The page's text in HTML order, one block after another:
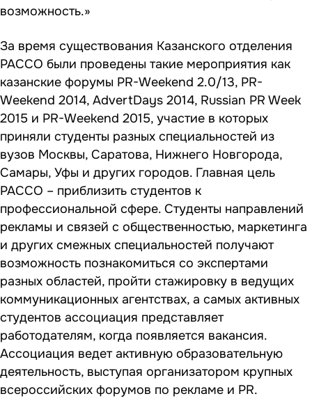
возможность.»
За время существования Казанского отделения
РАССО были проведены такие мероприятия как
казанские форумы PR-Weekend 2.0/13, PR-
Weekend 2014, AdvertDays 2014, Russian PR Week
2015 и PR-Weekend 2015, участие в которых
приняли студенты разных специальностей из
вузов Москвы, Саратова, Нижнего Новгорода,
Самары, Уфы и других городов. Главная цель
РАССО – приблизить студентов к
профессиональной сфере. Студенты направлений
рекламы и связей с общественностью, маркетинга
и других смежных специальностей получают
возможность познакомиться со экспертами
разных областей, пройти стажировку в ведущих
коммуникационных агентствах, а самых активных
студентов ассоциация представляет
работодателям, когда появляется вакансия.
Ассоциация ведет активную образовательную
деятельность, выступая организатором крупных
всероссийских форумов по рекламе и PR.